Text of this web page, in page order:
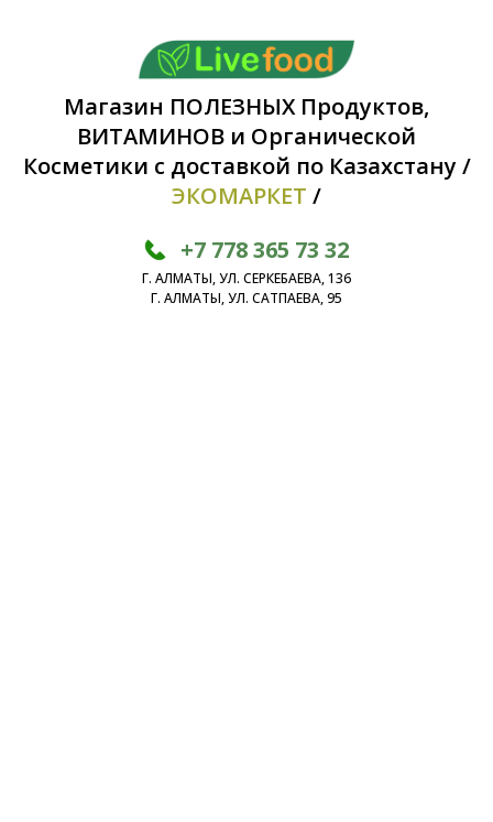
Магазин ПОЛЕЗНЫХ Продуктов,
ВИТАМИНОВ и Органической
Косметики с доставкой по Казахстану /
ЭКОМАРКЕТ /
+7 778 365 73 32
Г. АЛМАТЫ, УЛ. СЕРКЕБАЕВА, 136
Г. АЛМАТЫ, УЛ. САТПАЕВА, 95